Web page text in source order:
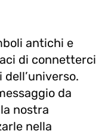
antichi e
di connetterci
da
nostra
nella